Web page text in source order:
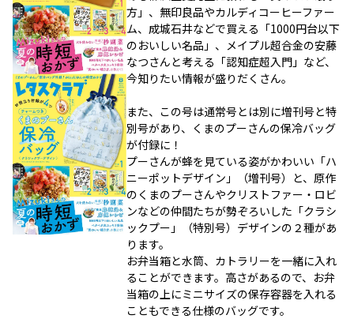
方」、無印良品やカルディコーヒーファー
ム、成城石井などで買える「1000円台以下
のおいしい名品」、メイプル超合金の安藤
なつさんと考える「認知症超入門」など、
今知りたい情報が盛りだくさん。
また、この号は通常号とは別に増刊号と特
別号があり、くまのプーさんの保冷バッグ
が付録に！
プーさんが蜂を見ている姿がかわいい「ハ
ニーポットデザイン」（増刊号）と、原作
のくまのプーさんやクリストファー・ロビ
ンなどの仲間たちが勢ぞろいした「クラシ
ックプー」（特別号）デザインの２種があ
ります。
お弁当箱と水筒、カトラリーを一緒に入れ
ることができます。高さがあるので、お弁
当箱の上にミニサイズの保存容器を入れる
こともできる仕様のバッグです。